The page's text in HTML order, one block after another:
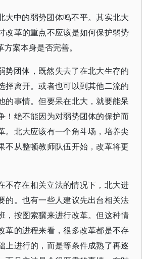
大中的弱势团体鸣不平。其实北大
改革的重点不应该是如何保护弱势
案本身是否完善。
势团体，既然失去了在北大生存的
择离开。或者也可以到其他二流的
的事情。但要呆在北大，就要能呆
！绝不能因为对弱势团体的保护而
。北大应该有一个角斗场，培养尖
不从整顿教师队伍开始，改革将更
不存在相关立法的情况下，北大进
的。也有一些人建议先出台相关法
，按图索骥来进行改革。但这种情
革的进程来看，很多改革都是不存
上进行的，而是等条件成熟了再逐